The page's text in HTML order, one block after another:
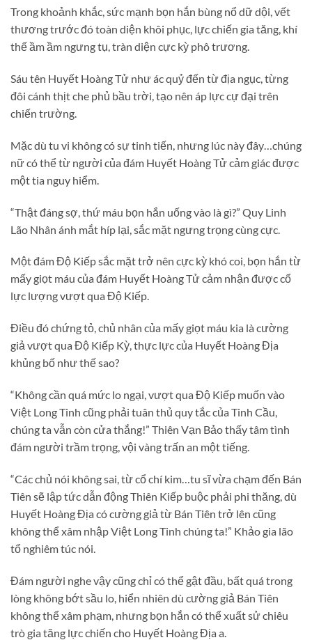
Trong khoảnh khắc, sức mạnh bọn hắn bùng nổ dữ dội, vết
thương trước đó toàn diện khôi phục, lực chiến gia tăng, khí
thế ầm ầm ngưng tụ, tràn diện cực kỳ phô trương.
Sáu tên Huyết Hoàng Tử như ác quỷ đến từ địa ngục, từng
đôi cánh thịt che phủ bầu trời, tạo nên áp lực cự đại trên
chiến trường.
Mặc dù tu vi không có sự tinh tiến, nhưng lúc này đây…chúng
nữ có thể từ người của đám Huyết Hoàng Tử cảm giác được
một tia nguy hiểm.
“Thật đáng sợ, thứ máu bọn hắn uống vào là gì?” Quy Linh
Lão Nhân ánh mắt híp lại, sắc mặt ngưng trọng cùng cực.
Một đám Độ Kiếp sắc mặt trở nên cực kỳ khó coi, bọn hắn từ
mấy giọt máu của đám Huyết Hoàng Tử cảm nhận được cổ
lực lượng vượt qua Độ Kiếp.
Điều đó chứng tỏ, chủ nhân của mấy giọt máu kia là cường
giả vượt qua Độ Kiếp Kỳ, thực lực của Huyết Hoàng Địa
khủng bố như thế sao?
“Không cần quá mức lo ngại, vượt qua Độ Kiếp muốn vào
Việt Long Tinh cũng phải tuân thủ quy tắc của Tinh Cầu,
chúng ta vẫn còn cửa thắng!” Thiên Vạn Bảo thấy tâm tình
đám người trầm trọng, vội vàng trấn an một tiếng.
“Các chủ nói không sai, từ cổ chí kim…tu sĩ vừa chạm đến Bán
Tiên sẽ lập tức dẫn động Thiên Kiếp buộc phải phi thăng, dù
Huyết Hoàng Địa có cường giả từ Bán Tiên trở lên cũng
không thể xâm nhập Việt Long Tinh chúng ta!” Khảo gia lão
tổ nghiêm túc nói.
Đám người nghe vậy cũng chỉ có thể gật đầu, bất quá trong
lòng không bớt sầu lo, hiển nhiên dù cường giả Bán Tiên
không thể xâm phạm, nhưng bọn hắn có thể xuất sử chiêu
trò gia tăng lực chiến cho Huyết Hoàng Địa a.